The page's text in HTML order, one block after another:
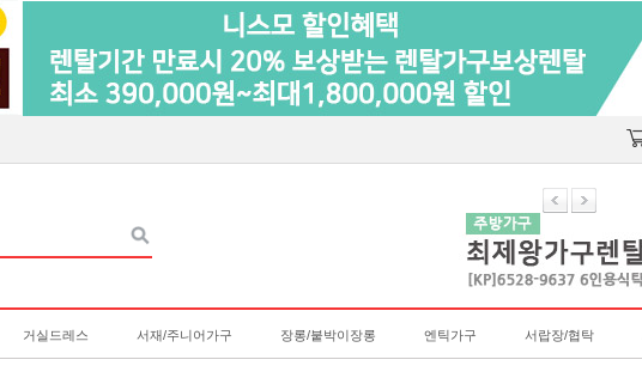
거실드레스 서재/주니어가구 장롱/붙박이장롱 엔틱가구 서랍장/협탁